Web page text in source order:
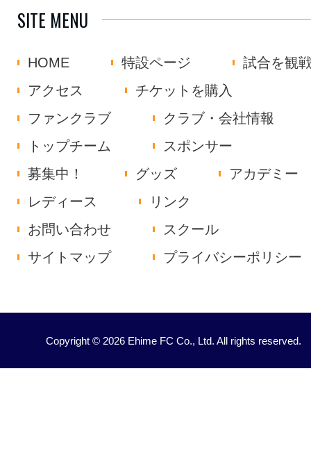
SITE MENU
HOME 特設ページ
試合を観
アクセス
チケットを購入
ファンクラブ
クラブ・会社情報
トップチーム
スポンサー
募集中！
グッズ
アカデミー
レディース
リンク
お問い合わせ
スクール
サイトマップ
プライバシーポリシー
Copyright © 2026 Ehime FC Co., Ltd. All rights reserved.